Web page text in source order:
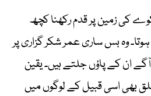
کی زمین پر قدم رکھنا کچھ
وہ بس ساری عمر شکر گزاری پر
ان کے پاؤں جلتے ہیں۔ یقین
بھی اسی قبیل کے لوگوں میں